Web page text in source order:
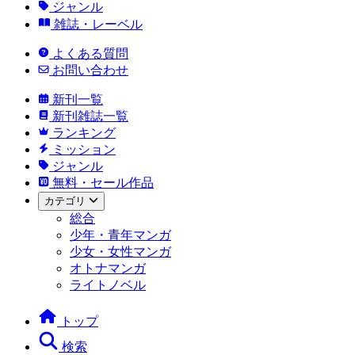
ジャンル
雑誌・レーベル
よくある質問
お問い合わせ
新刊一覧
新刊雑誌一覧
ランキング
ミッション
ジャンル
無料・セール作品
カテゴリ
総合
少年・青年マンガ
少女・女性マンガ
オトナマンガ
ライトノベル
トップ
検索